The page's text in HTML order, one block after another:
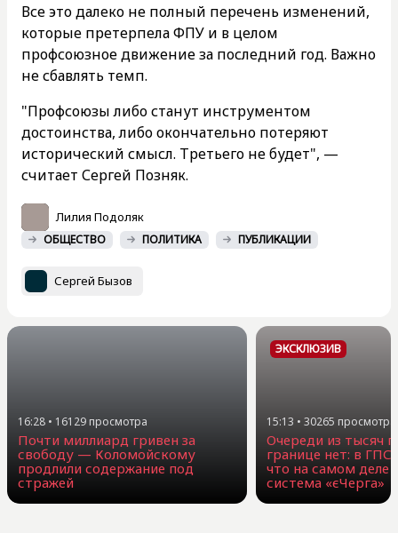
Все это далеко не полный перечень изменений,
которые претерпела ФПУ и в целом
профсоюзное движение за последний год. Важно
не сбавлять темп.
"Профсоюзы либо станут инструментом
достоинства, либо окончательно потеряют
исторический смысл. Третьего не будет", —
считает Сергей Позняк.
Лилия Подоляк
ОБЩЕСТВО ПОЛИТИКА ПУБЛИКАЦИИ
Сергей Бызов
16:28 • 16129 просмотра
Почти миллиард гривен за
свободу — Коломойскому
продлили содержание под
стражей
ЭКСКЛЮЗИВ
15:13 • 30265 просмотра
Очереди из тысяч
границе нет: в
что на самом деле
система «єЧерга»